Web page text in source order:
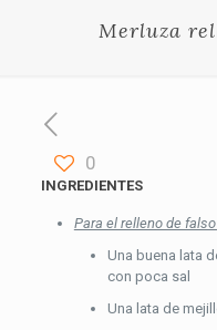
Merluza
0
INGREDIENTES
Para el relleno de
Una buena lata
con poca sal
Una lata de